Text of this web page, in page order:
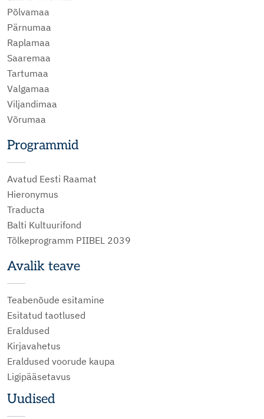
Põlvamaa
Pärnumaa
Raplamaa
Saaremaa
Tartumaa
Valgamaa
Viljandimaa
Võrumaa
Programmid
Avatud Eesti Raamat
Hieronymus
Traducta
Balti Kultuurifond
Tõlkeprogramm PIIBEL 2039
Avalik teave
Teabenõude esitamine
Esitatud taotlused
Eraldused
Kirjavahetus
Eraldused voorude kaupa
Ligipääsetavus
Uudised